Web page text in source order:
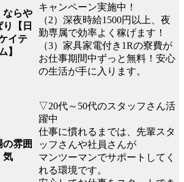
ならや
り【日
イテ
】
キャンペーン実施中！
（2）深夜時給1500円以上、夜
勤専属で効率よく稼げます！
（3）家具家電付き1Rの寮費が
お仕事期間中ずっと無料！安心
の生活が手に入ります。
の雰囲
気
▽20代～50代のスタッフさん活
躍中
仕事に慣れるまでは、先輩スタ
ッフさんや社員さんが
マンツーマンでサポートしてく
れる環境です。